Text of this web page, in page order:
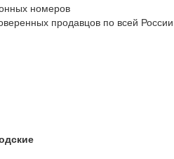
номеров
продавцов по всей России